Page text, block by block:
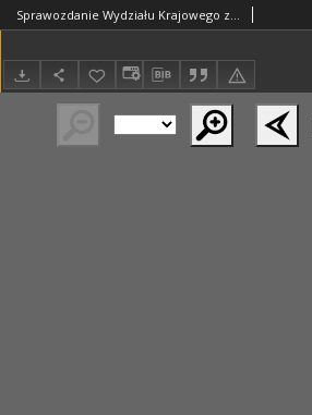
Sprawozdanie Wydziału Krajowego z Administracji Poznańskiego Krajowego Związku Komunalnego za Rok 1936/1937 Cz.2 Zakłady i Przedsiębiorstwa Wojewódzkie